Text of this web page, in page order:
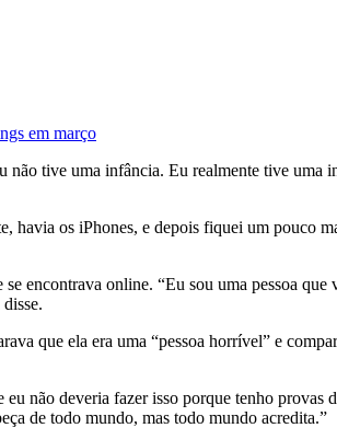
em março
tive uma infância. Eu realmente tive
os iPhones, e depois fiquei um pouco
encontrava online. “Eu sou uma pessoa
que ela era uma “pessoa horrível” e
não deveria fazer isso porque tenho provas
de todo mundo, mas todo mundo acredita.”